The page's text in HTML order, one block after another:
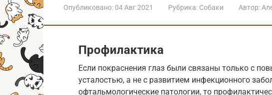
Опубликовано: 04 Авг 2021 Рубрика: Собаки Автор:
Профилактика
Если покраснения глаз были связаны только с
усталостью, а не с развитием инфекционного
офтальмологические патологии, то